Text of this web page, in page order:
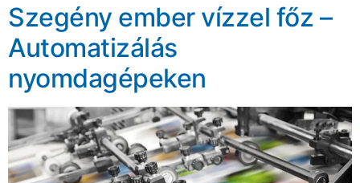
Szegény ember vízzel főz –
Automatizálás
nyomdagépeken